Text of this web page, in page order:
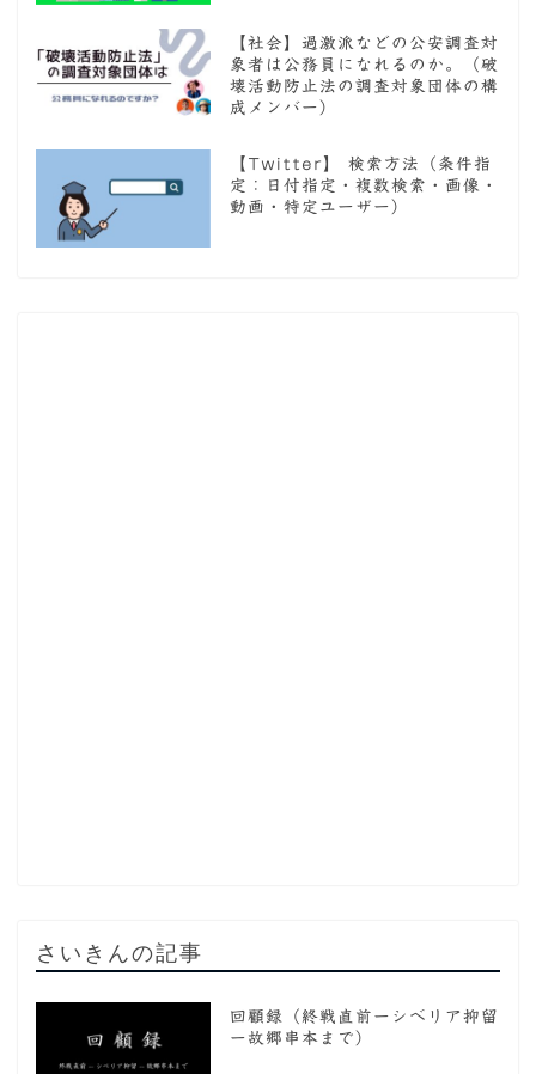
【社会】過激派などの公安調査対
象者は公務員になれるのか。（破
壊活動防止法の調査対象団体の構
成メンバー）
【Twitter】 検索方法（条件指
定：日付指定・複数検索・画像・
動画・特定ユーザー）
さいきんの記事
回顧録（終戦直前ーシベリア抑留
ー故郷串本まで）